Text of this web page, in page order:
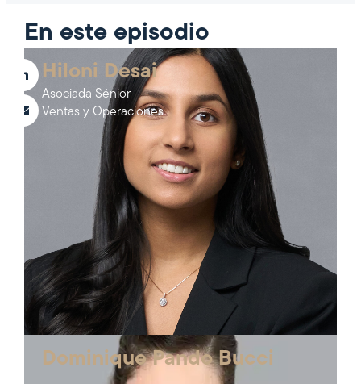
En este episodio
Hiloni Desai
Asociada Sénior
Ventas y Operaciones
Dominique Pando Bucci